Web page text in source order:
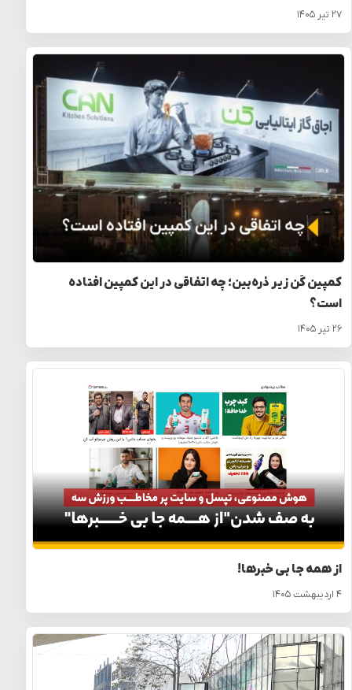
۲۷ تیر ۱۴۰۵
کمپین کَن زیر ذره‌بین؛ چه اتفاقی در این کمپین افتاده
است؟
۲۶ تیر ۱۴۰۵
از همه جا بی خبرها!
۴ اردیبهشت ۱۴۰۵